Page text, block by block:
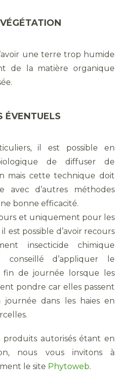
une terre trop humide
de la matière organique
ÉVENTUELS
il est possible en
de diffuser de
mais cette technique doit
avec d’autres méthodes
bonne efficacité.
et uniquement pour les
est possible d’avoir recours
insecticide chimique
d’appliquer le
de journée lorsque les
pondre car elles passent
dans les haies en
produits autorisés étant en
nous vous invitons à
le site Phytoweb.